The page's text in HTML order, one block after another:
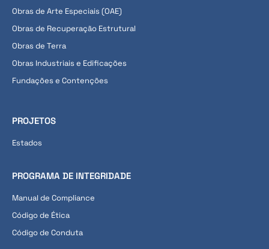
Obras de Arte Especiais (OAE)
Obras de Recuperação Estrutural
Obras de Terra
Obras Industriais e Edificações
Fundações e Contenções
PROJETOS
Estados
PROGRAMA DE INTEGRIDADE
Manual de Compliance
Código de Ética
Código de Conduta